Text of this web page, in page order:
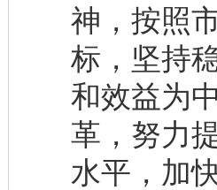
神，按照
标，坚持
和效益为
革，努力
水平，加